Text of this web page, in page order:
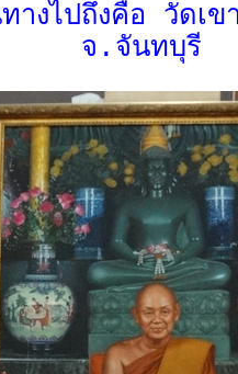
างไปถึงคือ วัดเ
จ.จันทบุรี